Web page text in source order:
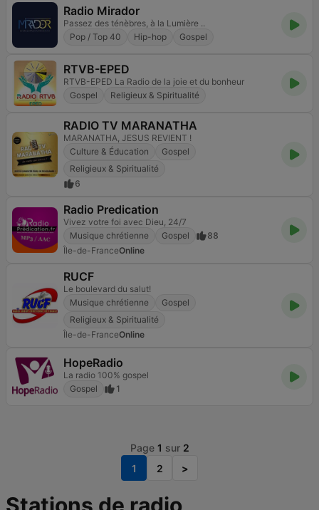
Radio Mirador
Passez des ténèbres, à la Lumière ..
Pop / Top 40
Hip-hop Gospel
RTVB-EPED
RTVB-EPED La Radio de la joie et du bonheur
Gospel
Religieux & Spiritualité
RADIO TV MARANATHA
MARANATHA, JESUS REVIENT !
Culture & Éducation
Gospel
Religieux & Spiritualité
6
Radio Predication
Vivez votre foi avec Dieu, 24/7
Musique chrétienne
Gospel
88
Île-de-FranceOnline
RUCF
Le boulevard du salut!
Musique chrétienne
Gospel
Religieux & Spiritualité
Île-de-FranceOnline
HopeRadio
La radio 100% gospel
Gospel
1
Page 1 sur 2
1
2 >